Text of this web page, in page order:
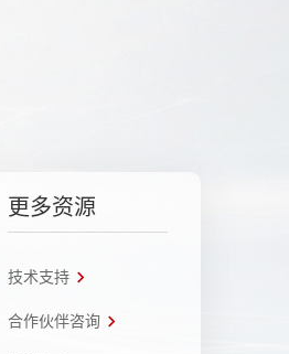
更多资源
技术支持
合作伙伴咨询